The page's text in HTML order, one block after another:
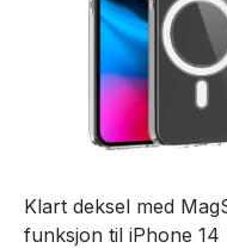
produktsiden
Klart deksel med
funksjon til iPhone 14